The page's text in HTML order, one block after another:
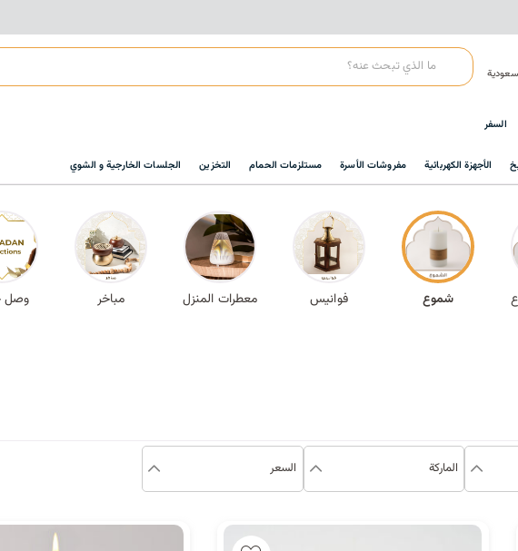
السفر
الأجهزة الكهربائية مفروشات الأسرة مستلزمات الحمام التخزين الجلسات الخارجية و الشوي
شموع فوانيس معطرات المنزل مباخر وصل
الماركة السعر